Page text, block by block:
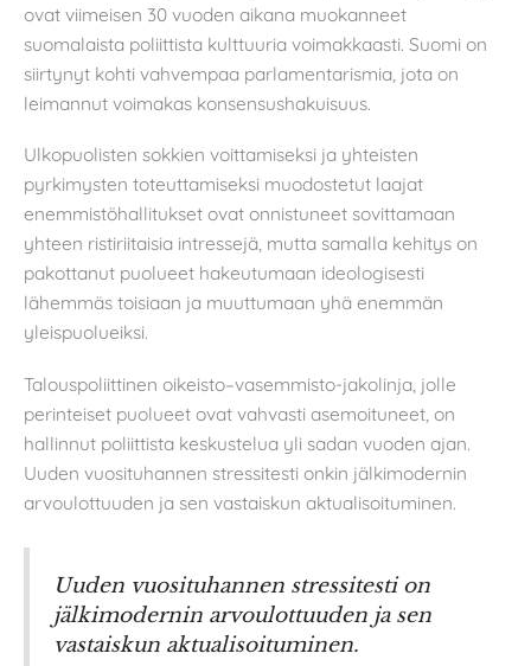
ovat viimeisen 30 vuoden aikana muokanneet
suomalaista poliittista kulttuuria voimakkaasti. Suomi on
siirtynyt kohti vahvempaa parlamentarismia, jota on
leimannut voimakas konsensushakuisuus.
Ulkopuolisten sokkien voittamiseksi ja yhteisten
pyrkimysten toteuttamiseksi muodostetut laajat
enemmistöhallitukset ovat onnistuneet sovittamaan
yhteen ristiriitaisia intressejä, mutta samalla kehitys on
pakottanut puolueet hakeutumaan ideologisesti
lähemmäs toisiaan ja muuttumaan yhä enemmän
yleispuolueiksi.
Talouspoliittinen oikeisto–vasemmisto-jakolinja, jolle
perinteiset puolueet ovat vahvasti asemoituneet, on
hallinnut poliittista keskustelua yli sadan vuoden ajan.
Uuden vuosituhannen stressitesti onkin jälkimodernin
arvoulottuuden ja sen vastaiskun aktualisoituminen.
Uuden vuosituhannen stressitesti on
jälkimodernin arvoulottuuden ja sen
vastaiskun aktualisoituminen.